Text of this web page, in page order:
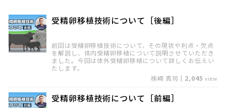
お問い合わせ
利用規約
閉じる
受精卵移植技術について［後編］
前回は受精卵移植技術について、その現状や利点・欠点
を解説し、体内受精卵移植について説明させていただき
ました。今回は体外受精卵移植について詳しくお伝えい
たします。
検崎 真司 | 2,045view
受精卵移植技術について［前編］